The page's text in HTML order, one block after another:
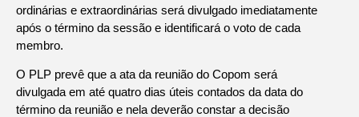
ordinárias e extraordinárias será divulgado imediatamente
após o término da sessão e identificará o voto de cada
membro.
O PLP prevê que a ata da reunião do Copom será
divulgada em até quatro dias úteis contados da data do
término da reunião e nela deverão constar a decisão